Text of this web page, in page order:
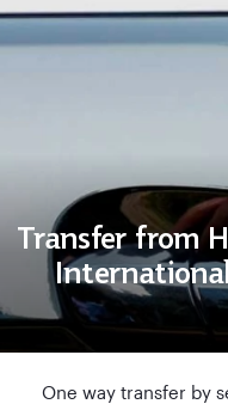
Transfer from
One way transfer by